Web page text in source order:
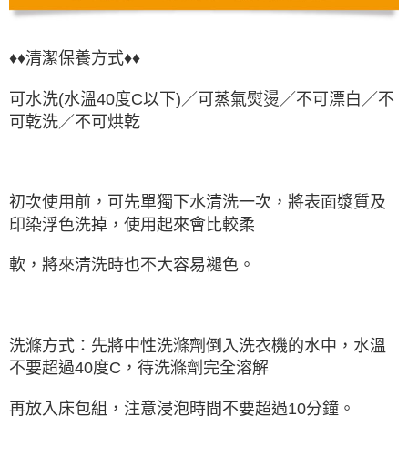
♦♦清潔保養方式♦♦
可水洗(水溫40度C以下)／可蒸氣熨燙／不可漂白／不
可乾洗／不可烘乾
初次使用前，可先單獨下水清洗一次，將表面漿質及
印染浮色洗掉，使用起來會比較柔
軟，將來清洗時也不大容易褪色。
洗滌方式：先將中性洗滌劑倒入洗衣機的水中，水溫
不要超過40度C，待洗滌劑完全溶解
再放入床包組，注意浸泡時間不要超過10分鐘。